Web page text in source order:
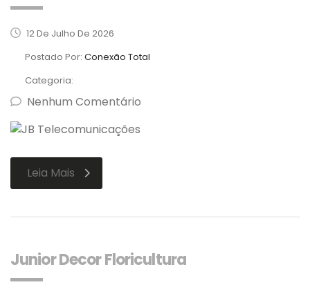
12 De Julho De 2026
Postado Por: Conexão Total
Categoria:
Nenhum Comentário
Leia Mais
Junior Decor Floricultura